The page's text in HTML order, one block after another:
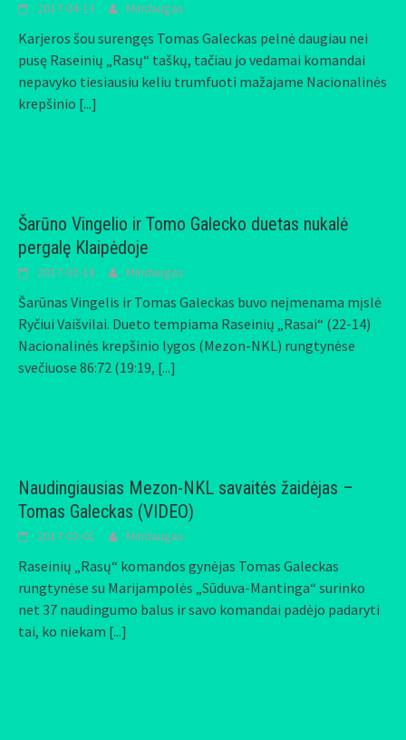
2017-04-13 Mindaugas
Karjeros šou surengęs Tomas Galeckas pelnė daugiau nei
pusę Raseinių „Rasų“ taškų, tačiau jo vedamai komandai
nepavyko tiesiausiu keliu trumfuoti mažajame Nacionalinės
krepšinio [...]
Šarūno Vingelio ir Tomo Galecko duetas nukalė
pergalę Klaipėdoje
2017-02-18 Mindaugas
Šarūnas Vingelis ir Tomas Galeckas buvo neįmenama mįslė
Ryčiui Vaišvilai. Dueto tempiama Raseinių „Rasai“ (22-14)
Nacionalinės krepšinio lygos (Mezon-NKL) rungtynėse
svečiuose 86:72 (19:19, [...]
Naudingiausias Mezon-NKL savaitės žaidėjas –
Tomas Galeckas (VIDEO)
2017-02-01 Mindaugas
Raseinių „Rasų“ komandos gynėjas Tomas Galeckas
rungtynėse su Marijampolės „Sūduva-Mantinga“ surinko
net 37 naudingumo balus ir savo komandai padėjo padaryti
tai, ko niekam [...]